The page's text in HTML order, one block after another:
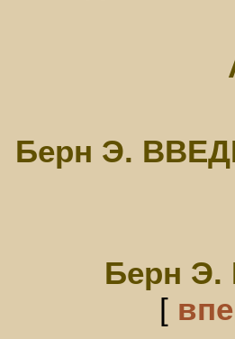
Берн Э.
Берн
[